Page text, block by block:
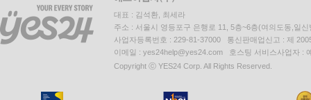
대표 : 김석환, 최세라
주소 : 서울시 영등포구 은행로 11, 5층~6층(여의도동,일신
사업자등록번호 : 229-81-37000 통신판매업신고 : 제
이메일 : yes24help@yes24.com 호스팅 서비스사업자 :
Copyright ⓒ YES24 Corp. All Rights Reserved.